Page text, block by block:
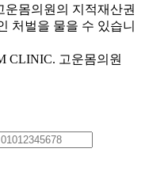
몸의원의 지적재산권
처벌을 물을 수 있습니
CLINIC. 고운몸의원